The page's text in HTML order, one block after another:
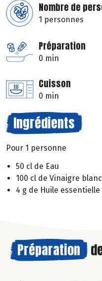
Nombre de
1 personnes
Préparation
0 min
Cuisson
0 min
Ingrédients
Pour 1 personne
50 cl de Eau
100 cl de Vinaigre blanc
4 g de Huile essentielle
Préparation